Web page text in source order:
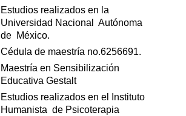
Estudios realizados en la
Universidad Nacional Autónoma
de México.
Cédula de maestría no.6256691.
Maestría en Sensibilización
Educativa Gestalt
Estudios realizados en el Instituto
Humanista de Psicoterapia